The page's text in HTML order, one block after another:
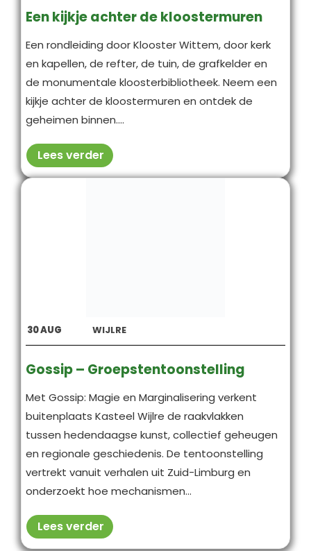
Een kijkje achter de kloostermuren
Een rondleiding door Klooster Wittem, door kerk
en kapellen, de refter, de tuin, de grafkelder en
de monumentale kloosterbibliotheek. Neem een
kijkje achter de kloostermuren en ontdek de
geheimen binnen....
Lees verder
30AUG WIJLRE
Gossip – Groepstentoonstelling
Met Gossip: Magie en Marginalisering verkent
buitenplaats Kasteel Wijlre de raakvlakken
tussen hedendaagse kunst, collectief geheugen
en regionale geschiedenis. De tentoonstelling
vertrekt vanuit verhalen uit Zuid-Limburg en
onderzoekt hoe mechanismen...
Lees verder